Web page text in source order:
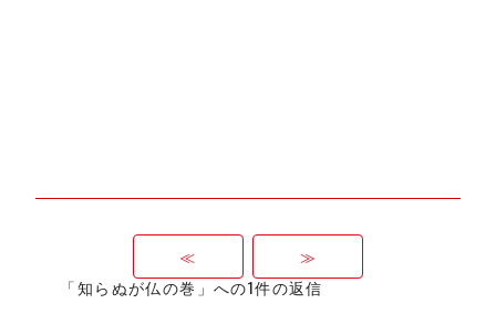
≪
≫
「知らぬが仏の巻」への1件の返信